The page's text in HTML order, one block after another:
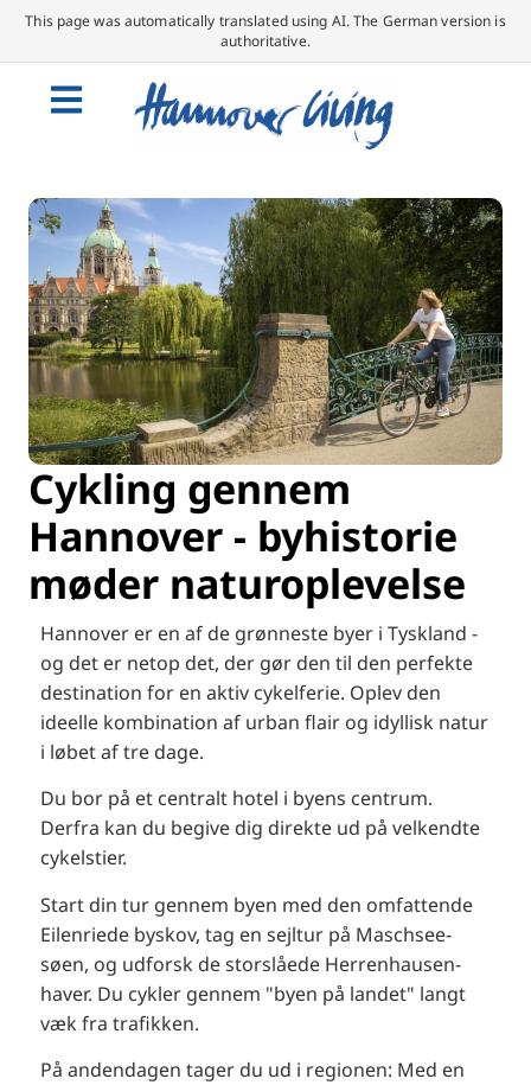
This page was automatically translated using AI. The German version is
authoritative.
Cykling gennem
Hannover - byhistorie
møder naturoplevelse
Hannover er en af de grønneste byer i Tyskland -
og det er netop det, der gør den til den perfekte
destination for en aktiv cykelferie. Oplev den
ideelle kombination af urban flair og idyllisk natur
i løbet af tre dage.
Du bor på et centralt hotel i byens centrum.
Derfra kan du begive dig direkte ud på velkendte
cykelstier.
Start din tur gennem byen med den omfattende
Eilenriede byskov, tag en sejltur på Maschsee-
søen, og udforsk de storslåede Herrenhausen-
haver. Du cykler gennem "byen på landet" langt
væk fra trafikken.
På andendagen tager du ud i regionen: Med en